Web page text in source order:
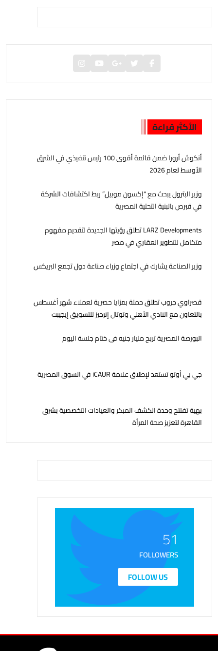
الأكثر قراءة
أنكوش أرورا ضمن قائمة أقوى 100 رئيس تنفيذي في الشرق
الأوسط لعام 2026
وزير البترول يبحث مع “إكسون موبيل” ربط اكتشافات الشركة
في قبرص بالبنية التحتية المصرية
LARZ Developments تطلق رؤيتها الجديدة لتقديم مفهوم
متكامل للتطوير العقاري في مصر
وزير الصناعة يشارك في اجتماع وزراء صناعة دول تجمع البريكس
قصراوي جروب تطلق حملة بمزايا حصرية لعملاء شهر أغسطس
بالتعاون مع النادي الأهلي وتوتال إنرجيز للتسويق إيجيبت
البورصة المصرية تربح مليار جنيه فى ختام جلسة اليوم
جي بي أوتو تستعد لإطلاق علامة iCAUR في السوق المصرية
بهية تفتتح وحدة الكشف المبكر والعيادات التخصصية بشرق
القاهرة لتعزيز صحة المرأة
51
FOLLOWERS
FOLLOW US